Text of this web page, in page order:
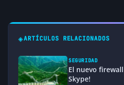
◈ARTÍCULOS RELACIONADOS
SEGURIDAD
El nuevo
Skype!